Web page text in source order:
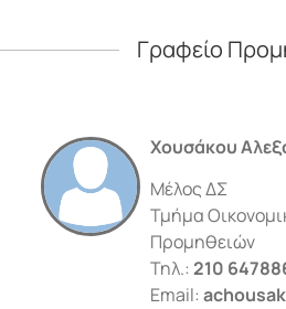
Γραφείο
Χουσάκου
Μέλος ΔΣ
Τμήμα
Προμηθειών
Τηλ.: 210
Email: